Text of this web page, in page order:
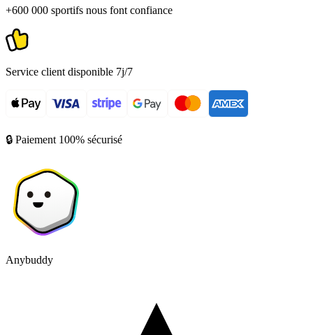
+600 000 sportifs nous font confiance
Service client disponible 7j/7
🔒 Paiement 100% sécurisé
Anybuddy